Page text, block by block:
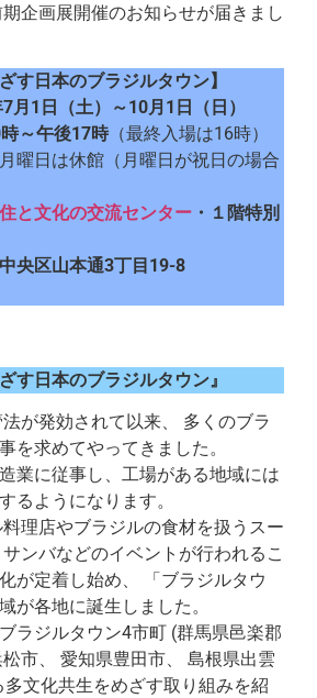
企画展開催のお知らせが届きまし
す日本のブラジルタウン】
1日（土）～10月1日（日）
～午後17時（最終入場は16時）
休館（月曜日が祝日の場合
と文化の交流センター ・１階特別
山本通3丁目19-8
す日本のブラジルタウン』
が発効されて以来、 多くのブラ
を求めてやってきました。
業に従事し、工場がある地域には
るようになります。
理店やブラジルの食材を扱うスー
ンバなどのイベントが行われるこ
が定着し始め、 「ブラジルタウ
が各地に誕生しました。
ラジルタウン4市町 (群馬県邑楽郡
市、 愛知県豊田市、 島根県出雲
文化共生をめざす取り組みを紹